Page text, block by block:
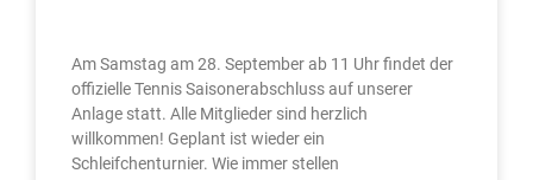
Am Samstag am 28. September ab 11 Uhr findet der
offizielle Tennis Saisonerabschluss auf unserer
Anlage statt. Alle Mitglieder sind herzlich
willkommen! Geplant ist wieder ein
Schleifchenturnier. Wie immer stellen